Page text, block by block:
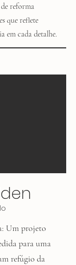
reforma
que reflete
em cada detalhe.
Um projeto
para uma
refúgio da